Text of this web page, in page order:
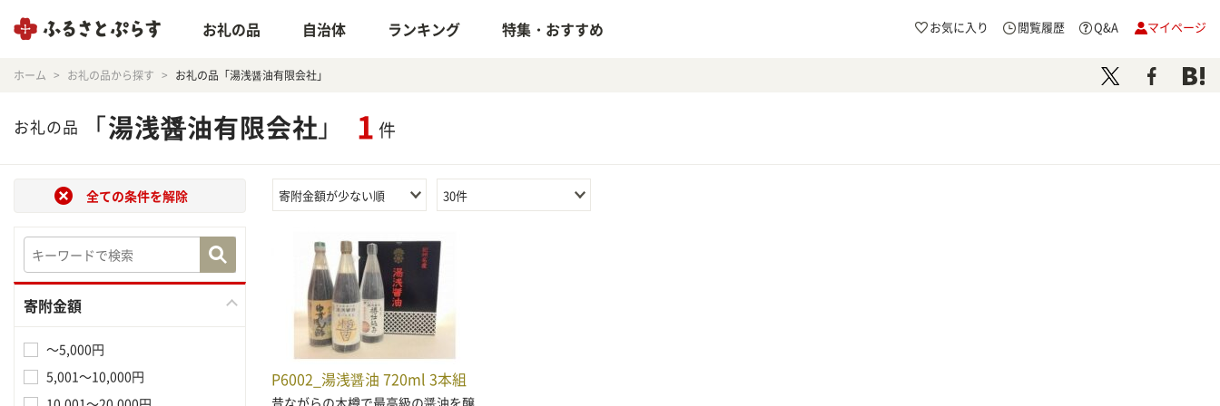
お礼の品 自治体 ランキング 特集・おすすめ お気に入り 閲覧履歴 Q&A マイページ
ホーム お礼の品から探す お礼の品「湯浅醤油有限会社」
お礼の品「湯浅醤油有限会社」 1 件
全ての条件を解除
寄附金額
～5,000円
5,001～10,000円
寄附金額が少ない順 30件
P6002_湯浅醤油 720ml 3本組
昔ながらの木樽で最高級の醤油を醸